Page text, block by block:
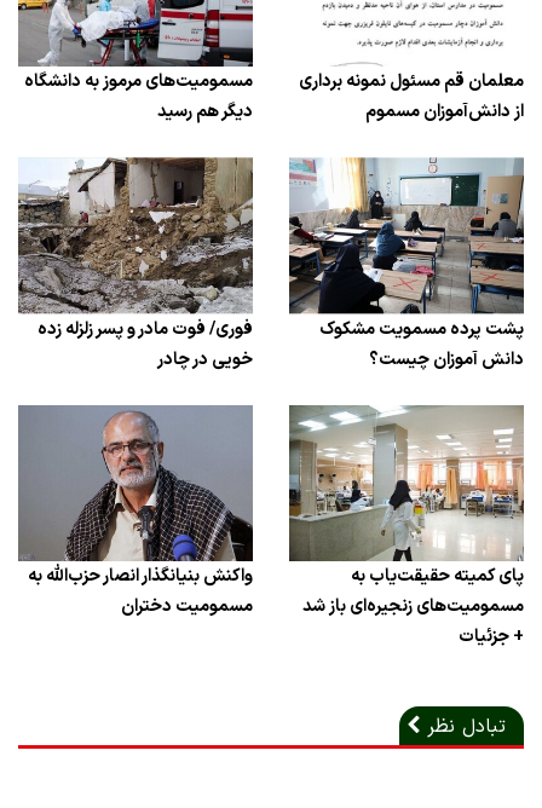
معلمان قم مسئول نمونه برداری
از دانش‌آموزان مسموم
مسمومیت‌های مرموز به دانشگاه‌
دیگر هم رسید
پشت پرده مسمویت مشکوک
دانش آموزان چیست؟
فوری/ فوت مادر و پسر زلزله زده
خویی در چادر
پای کمیته حقیقت‌یاب به
مسمومیت‌های زنجیره‌ای باز شد
+ جزئیات
واکنش بنیانگذار انصار حزب‌الله به
مسمومیت دختران
تبادل نظر